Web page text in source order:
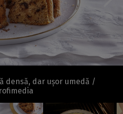
densă, dar ușor umedă /